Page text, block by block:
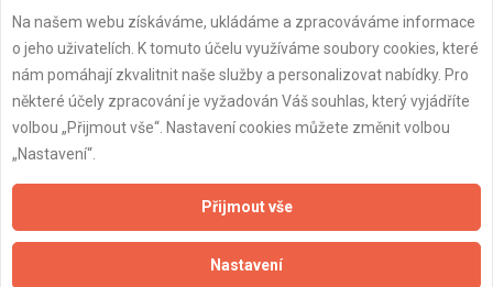
Aktualizováno z portálu ARES dne 02.01.2024 07:45:09
Zpracování a ochrana osobních údajů
Zásady pro používání souborů cookie
Obchodní podmínky (zprostředkování)
Na našem webu získáváme, ukládáme a zpracováváme informace
o jeho uživatelích. K tomuto účelu využíváme soubory cookies, které
nám pomáhají zkvalitnit naše služby a personalizovat nabídky. Pro
některé účely zpracování je vyžadován Váš souhlas, který vyjádříte
volbou „Přijmout vše“. Nastavení cookies můžete změnit volbou
„Nastavení“.
Přijmout vše
Nastavení